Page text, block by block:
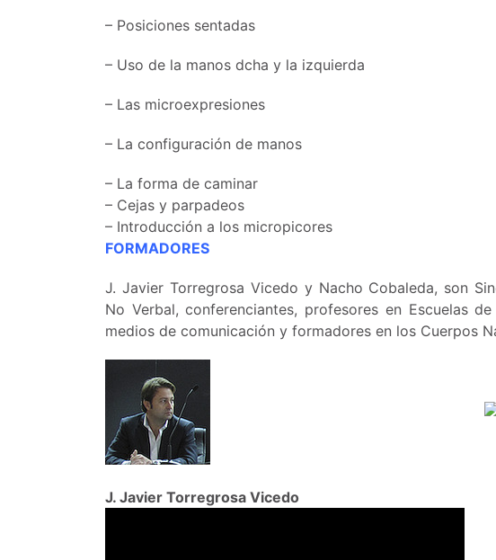
– Posiciones sentadas
– Uso de la manos dcha y la izquierda
– Las microexpresiones
– La configuración de manos
– La forma de caminar
– Cejas y parpadeos
– Introducción a los micropicores
FORMADORES
J. Javier Torregrosa Vicedo y Nacho Cobaleda, son
No Verbal, conferenciantes, profesores en Escuelas
medios de comunicación y formadores en los Cuerpos
J. Javier Torregrosa Vicedo